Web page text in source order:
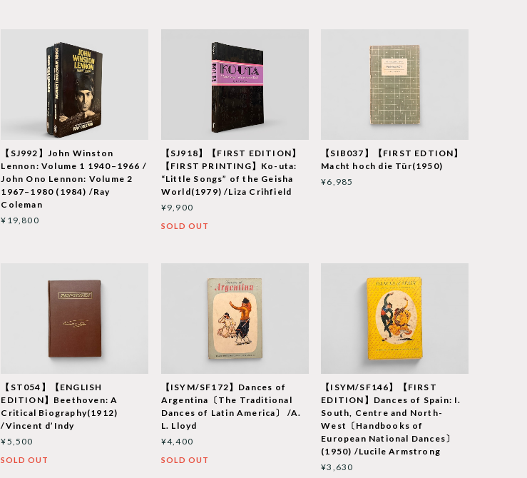
【SJ992】John Winston
Lennon: Volume 1 1940–1966 /
John Ono Lennon: Volume 2
1967–1980 (1984) /Ray
Coleman
¥19,800
【SJ918】【FIRST EDITION】
【FIRST PRINTING】Ko-uta:
“Little Songs” of the Geisha
World(1979) /Liza Crihfield
¥9,900
SOLD OUT
【SIB037】【FIRST EDTION】
Macht hoch die Tür(1950)
¥6,985
【ST054】【ENGLISH
EDITION】Beethoven: A
Critical Biography(1912)
/Vincent d’Indy
¥5,500
SOLD OUT
【ISYM/SF172】Dances of
Argentina〔The Traditional
Dances of Latin America〕 /A.
L. Lloyd
¥4,400
SOLD OUT
【ISYM/SF146】【FIRST
EDITION】Dances of Spain: I.
South, Centre and North-
West〔Handbooks of
European National Dances〕
(1950) /Lucile Armstrong
¥3,630